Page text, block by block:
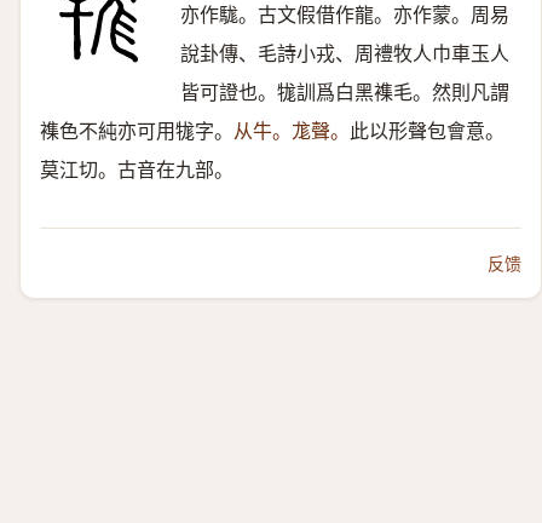
亦作駹。古文假借作龍。亦作蒙。周易
說卦傳、毛詩小戎、周禮牧人巾車玉人
皆可證也。牻訓爲白黑襍毛。然則凡謂
襍色不純亦可用牻字。 从牛。尨聲。 此以形聲包會意。
莫江切。古音在九部。
反馈